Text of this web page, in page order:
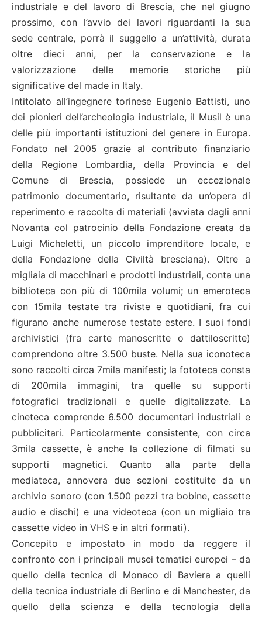
industriale e del lavoro di Brescia, che nel giugno
prossimo, con l’avvio dei lavori riguardanti la sua
sede centrale, porrà il suggello a un’attività, durata
oltre dieci anni, per la conservazione e la
valorizzazione delle memorie storiche più
significative del made in Italy.
Intitolato all’ingegnere torinese Eugenio Battisti, uno
dei pionieri dell’archeologia industriale, il Musil è una
delle più importanti istituzioni del genere in Europa.
Fondato nel 2005 grazie al contributo finanziario
della Regione Lombardia, della Provincia e del
Comune di Brescia, possiede un eccezionale
patrimonio documentario, risultante da un’opera di
reperimento e raccolta di materiali (avviata dagli anni
Novanta col patrocinio della Fondazione creata da
Luigi Micheletti, un piccolo imprenditore locale, e
della Fondazione della Civiltà bresciana). Oltre a
migliaia di macchinari e prodotti industriali, conta una
biblioteca con più di 100mila volumi; un emeroteca
con 15mila testate tra riviste e quotidiani, fra cui
figurano anche numerose testate estere. I suoi fondi
archivistici (fra carte manoscritte o dattiloscritte)
comprendono oltre 3.500 buste. Nella sua iconoteca
sono raccolti circa 7mila manifesti; la fototeca consta
di 200mila immagini, tra quelle su supporti
fotografici tradizionali e quelle digitalizzate. La
cineteca comprende 6.500 documentari industriali e
pubblicitari. Particolarmente consistente, con circa
3mila cassette, è anche la collezione di filmati su
supporti magnetici. Quanto alla parte della
mediateca, annovera due sezioni costituite da un
archivio sonoro (con 1.500 pezzi tra bobine, cassette
audio e dischi) e una videoteca (con un migliaio tra
cassette video in VHS e in altri formati).
Concepito e impostato in modo da reggere il
confronto con i principali musei tematici europei – da
quello della tecnica di Monaco di Baviera a quelli
della tecnica industriale di Berlino e di Manchester, da
quello della scienza e della tecnologia della